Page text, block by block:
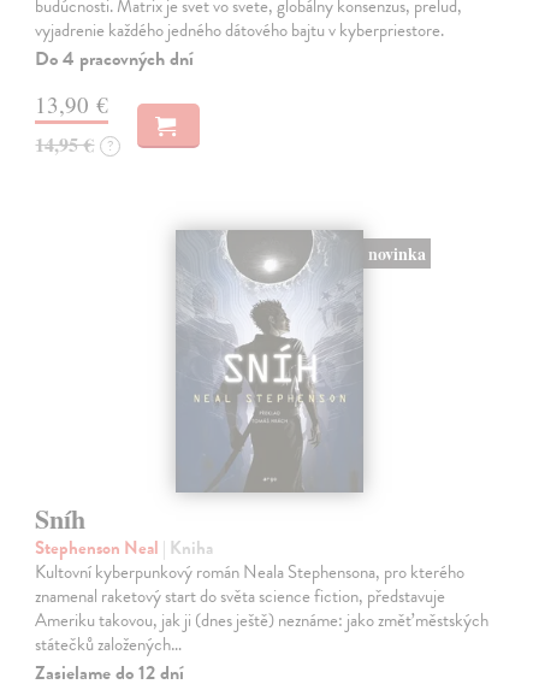
budúcnosti. Matrix je svet vo svete, globálny konsenzus, prelud,
vyjadrenie každého jedného dátového bajtu v kyberpriestore.
Do 4 pracovných dní
13,90 €
14,95 € ?
novinka
Sníh
Stephenson Neal | Kniha
Kultovní kyberpunkový román Neala Stephensona, pro kterého
znamenal raketový start do světa science fiction, představuje
Ameriku takovou, jak ji (dnes ještě) neznáme: jako změť městských
státečků založených…
Zasielame do 12 dní